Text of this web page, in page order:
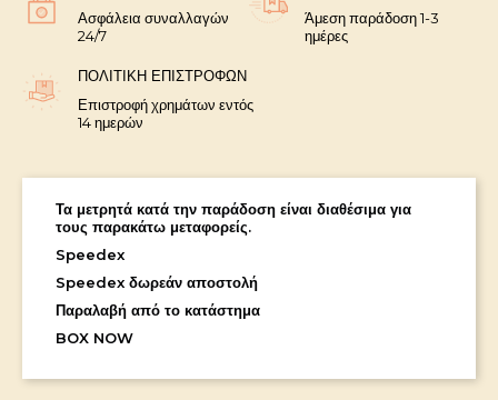
Ασφάλεια συναλλαγών
24/7
Άμεση παράδοση 1-3
ημέρες
ΠΟΛΙΤΙΚΉ ΕΠΙΣΤΡΟΦΏΝ
Επιστροφή χρημάτων εντός
14 ημερών
Τα μετρητά κατά την παράδοση είναι διαθέσιμα για
τους παρακάτω μεταφορείς.
Speedex
Speedex δωρεάν αποστολή
Παραλαβή από το κατάστημα
BOX NOW